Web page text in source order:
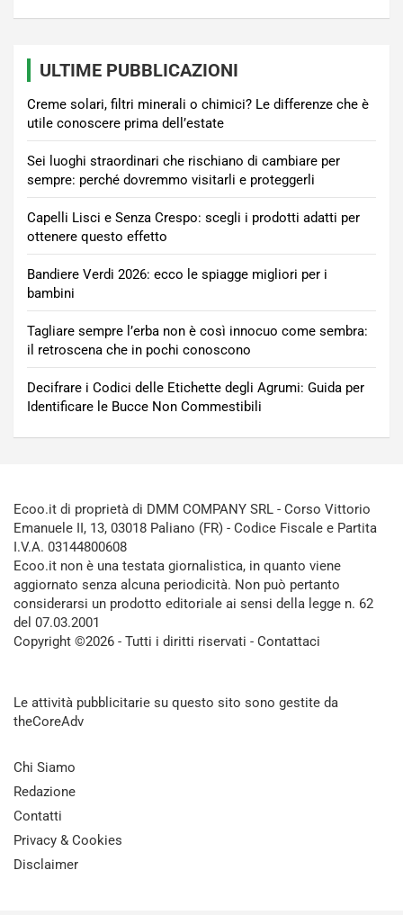
ULTIME PUBBLICAZIONI
Creme solari, filtri minerali o chimici? Le differenze che è
utile conoscere prima dell’estate
Sei luoghi straordinari che rischiano di cambiare per
sempre: perché dovremmo visitarli e proteggerli
Capelli Lisci e Senza Crespo: scegli i prodotti adatti per
ottenere questo effetto
Bandiere Verdi 2026: ecco le spiagge migliori per i
bambini
Tagliare sempre l’erba non è così innocuo come sembra:
il retroscena che in pochi conoscono
Decifrare i Codici delle Etichette degli Agrumi: Guida per
Identificare le Bucce Non Commestibili
Ecoo.it di proprietà di DMM COMPANY SRL - Corso Vittorio
Emanuele II, 13, 03018 Paliano (FR) - Codice Fiscale e Partita
I.V.A. 03144800608
Ecoo.it non è una testata giornalistica, in quanto viene
aggiornato senza alcuna periodicità. Non può pertanto
considerarsi un prodotto editoriale ai sensi della legge n. 62
del 07.03.2001
Copyright ©2026 - Tutti i diritti riservati - Contattaci
Le attività pubblicitarie su questo sito sono gestite da
theCoreAdv
Chi Siamo
Redazione
Contatti
Privacy & Cookies
Disclaimer